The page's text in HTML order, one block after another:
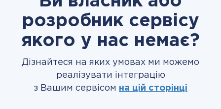
розробник сервісу
якого у нас немає?
Дізнайтеся на яких умовах ми можемо
реалізувати інтеграцію
з Вашим сервісом на цій сторінці